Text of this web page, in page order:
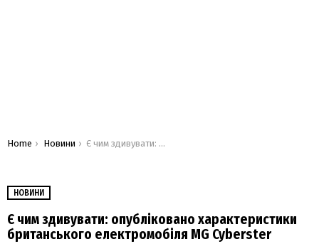
You are here:
Home Новини Є чим здивувати: опубліковано характеристики британського електромобіля MG Cyberster
НОВИНИ
Є чим здивувати: опубліковано характеристики
британського електромобіля MG Cyberster